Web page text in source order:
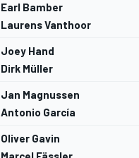
Earl Bamber
Laurens Vanthoor
Joey Hand
Dirk Müller
Jan Magnussen
Antonio García
Oliver Gavin